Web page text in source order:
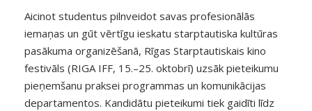
Aicinot studentus pilnveidot savas profesionālās
iemaņas un gūt vērtīgu ieskatu starptautiska kultūras
pasākuma organizēšanā, Rīgas Starptautiskais kino
festivāls (RIGA IFF, 15.–25. oktobrī) uzsāk pieteikumu
pieņemšanu praksei programmas un komunikācijas
departamentos. Kandidātu pieteikumi tiek gaidīti līdz